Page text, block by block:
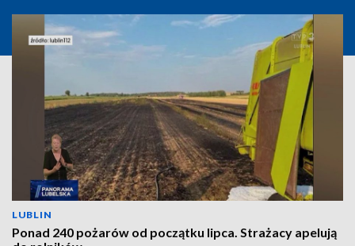
LUBLIN
Ponad 240 pożarów od początku lipca. Strażacy apelują